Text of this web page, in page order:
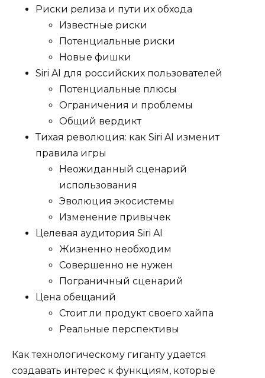
Риски релиза и пути их обхода
Известные риски
Потенциальные риски
Новые фишки
Siri AI для российских пользователей
Потенциальные плюсы
Ограничения и проблемы
Общий вердикт
Тихая революция: как Siri AI изменит
правила игры
Неожиданный сценарий
использования
Эволюция экосистемы
Изменение привычек
Целевая аудитория Siri AI
Жизненно необходим
Совершенно не нужен
Пограничный сценарий
Цена обещаний
Стоит ли продукт своего хайпа
Реальные перспективы
Как технологическому гиганту удается
создавать интерес к функциям, которые